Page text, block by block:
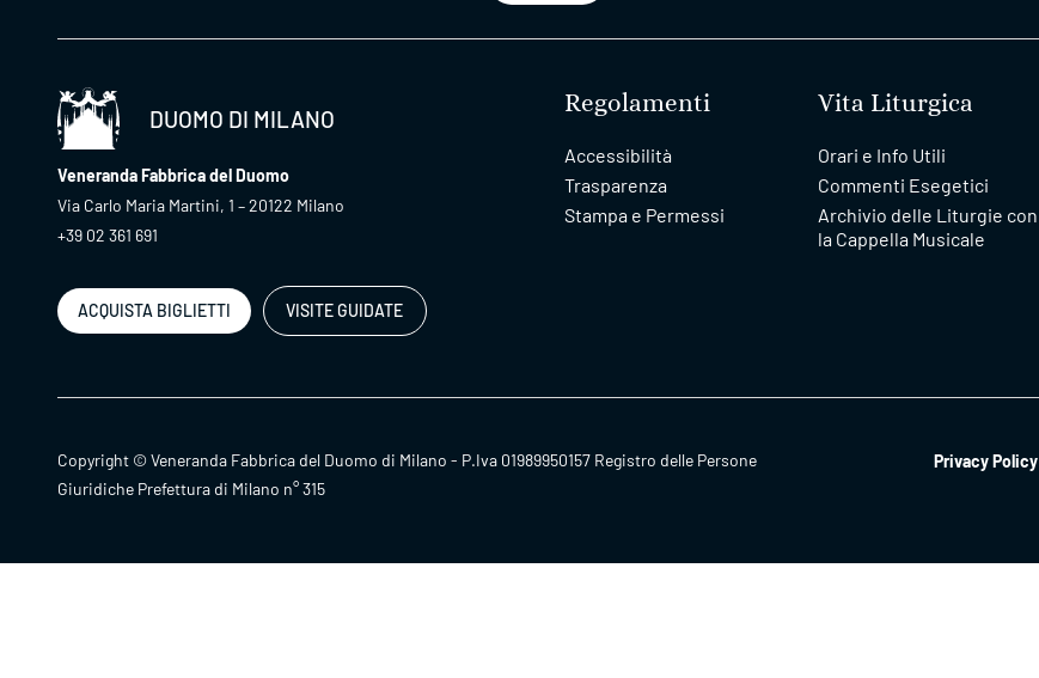
DUOMO DI MILANO
Veneranda Fabbrica del Duomo
Via Carlo Maria Martini, 1 – 20122 Milano
+39 02 361 691
ACQUISTA BIGLIETTI VISITE GUIDATE
Regolamenti
Accessibilità
Trasparenza
Stampa e Permessi
Vita Liturgica
Orari e Info Utili
Commenti Esegetici
Archivio delle Liturgie con
la Cappella Musicale
Copyright © Veneranda Fabbrica del Duomo di Milano - P.Iva 01989950157 Registro delle Persone
Giuridiche Prefettura di Milano n° 315
Privacy Policy